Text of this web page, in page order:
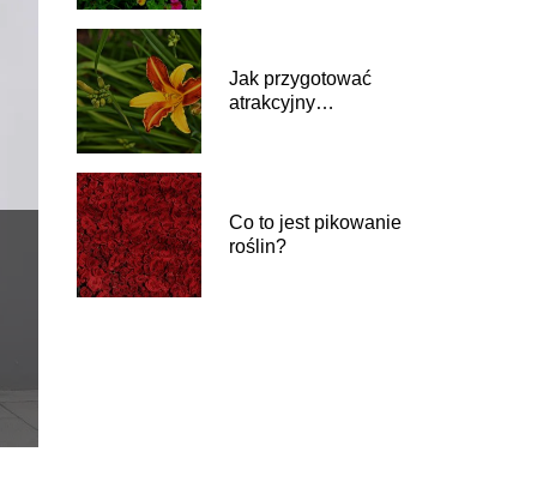
Jak przygotować
atrakcyjny
Co to jest pikowanie
roślin?